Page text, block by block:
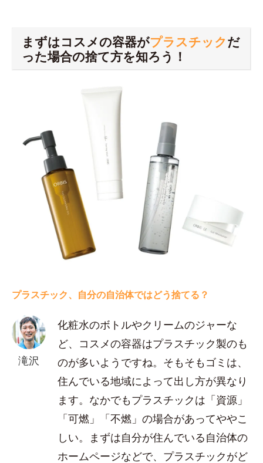
まずはコスメの容器がプラスチックだ
った場合の捨て方を知ろう！
プラスチック、自分の自治体ではどう捨てる？
滝沢
化粧水のボトルやクリームのジャーな
ど、コスメの容器はプラスチック製のも
のが多いようですね。そもそもゴミは、
住んでいる地域によって出し方が異なり
ます。なかでもプラスチックは「資源」
「可燃」「不燃」の場合があってややこ
しい。まずは自分が住んでいる自治体の
ホームページなどで、プラスチックがど